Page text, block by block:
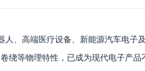
人、高端医疗设备、新能源汽车电子
绕等物理特性，已成为现代电子产